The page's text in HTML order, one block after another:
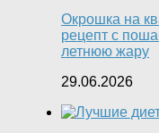
Окрошка на
рецепт с
летнюю жару
29.06.2026